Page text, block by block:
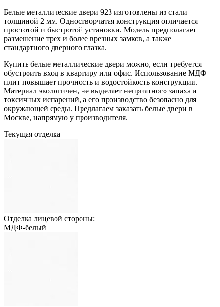
Белые металлические двери 923 изготовлены из стали
толщиной 2 мм. Одностворчатая конструкция отличается
простотой и быстротой установки. Модель предполагает
размещение трех и более врезных замков, а также
стандартного дверного глазка.
Купить белые металлические двери можно, если требуется
обустроить вход в квартиру или офис. Использование МДФ
плит повышает прочность и водостойкость конструкции.
Материал экологичен, не выделяет неприятного запаха и
токсичных испарений, а его производство безопасно для
окружающей среды. Предлагаем заказать белые двери в
Москве, напрямую у производителя.
Текущая отделка
Отделка лицевой стороны:
МДФ-белый